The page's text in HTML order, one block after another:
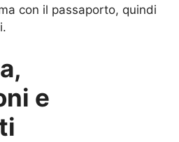
con il passaporto, quindi
e